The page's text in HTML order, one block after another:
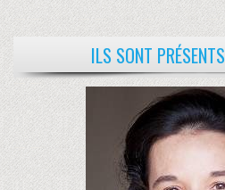
ILS SONT PRÉSENTS